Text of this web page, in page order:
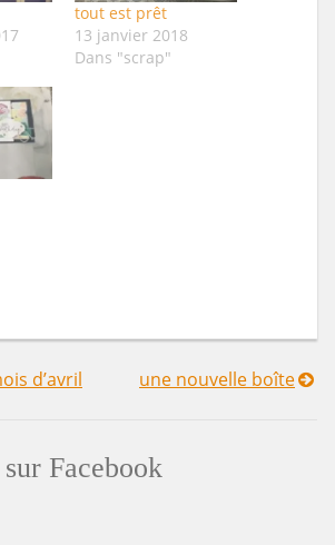
tout est prêt
13 janvier 2018
Dans "scrap"
d’avril une nouvelle boîte
Facebook